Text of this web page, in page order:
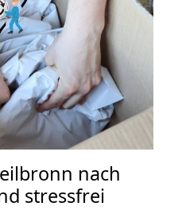
nach
stressfrei